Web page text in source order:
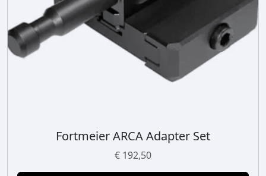
Fortmeier ARCA Adapter Set
€ 192,50